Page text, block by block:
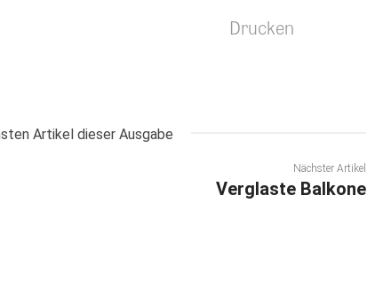
Drucken
Artikel dieser Ausgabe
Nächster Artikel
Verglaste Balkone